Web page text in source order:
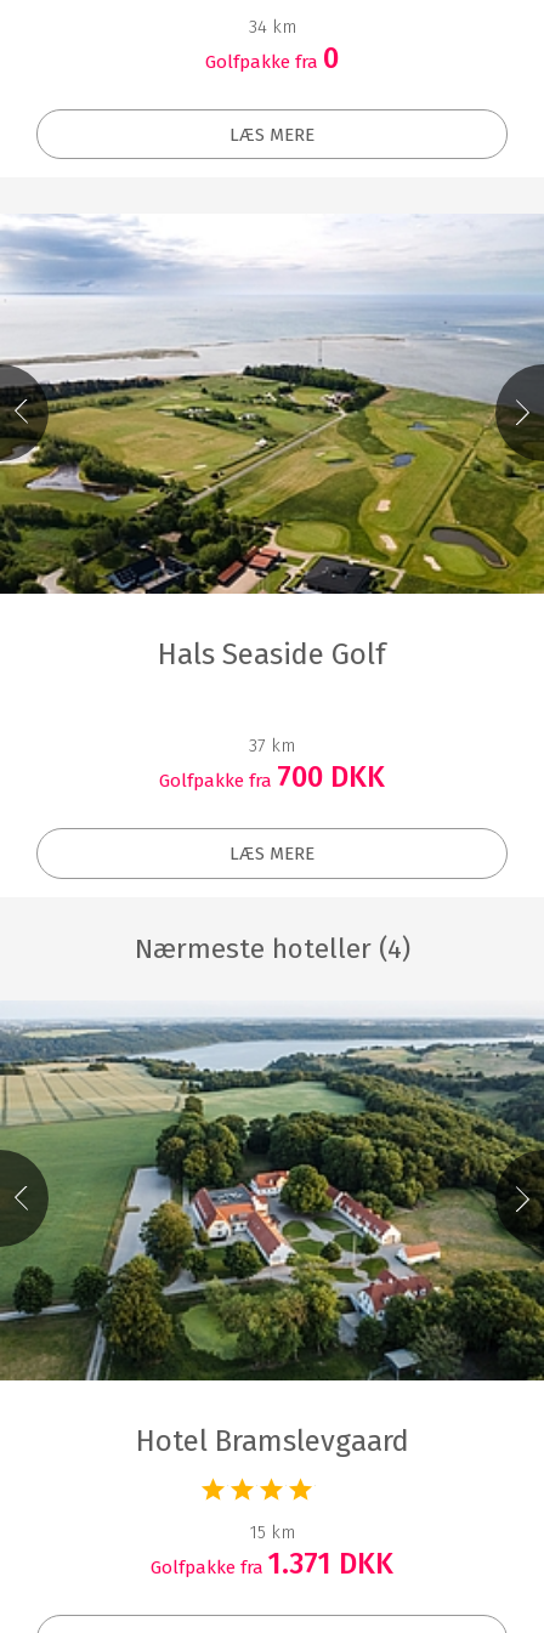
34 km
Golfpakke fra 0
LÆS MERE
Hals Seaside Golf
37 km
Golfpakke fra 700 DKK
LÆS MERE
Nærmeste hoteller (4)
Hotel Bramslevgaard
15 km
Golfpakke fra 1.371 DKK